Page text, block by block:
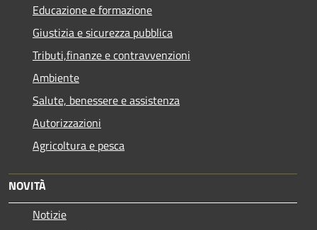
Educazione e formazione
Giustizia e sicurezza pubblica
Tributi,finanze e contravvenzioni
Ambiente
Salute, benessere e assistenza
Autorizzazioni
Agricoltura e pesca
NOVITÀ
Notizie